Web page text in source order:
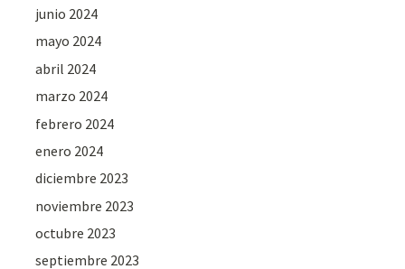
junio 2024
mayo 2024
abril 2024
marzo 2024
febrero 2024
enero 2024
diciembre 2023
noviembre 2023
octubre 2023
septiembre 2023